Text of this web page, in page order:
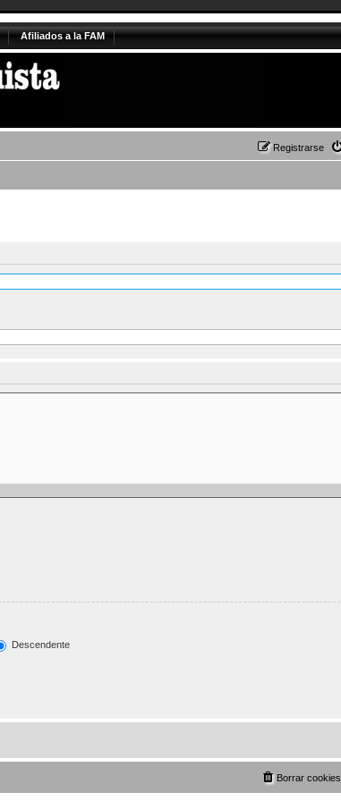
Afiliados a la FAM
Registrarse
Descendente
Borrar cookies